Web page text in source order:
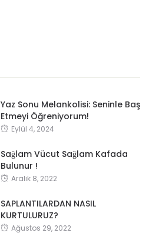
Yaz Sonu Melankolisi: Seninle Baş
Etmeyi Öğreniyorum!
Eylül 4, 2024
Sağlam Vücut Sağlam Kafada
Bulunur !
Aralık 8, 2022
SAPLANTILARDAN NASIL
KURTULURUZ?
Ağustos 29, 2022